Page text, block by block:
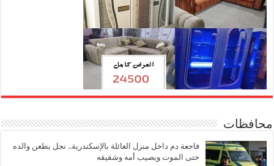
محافظات
فاجعة دم داخل منزل العائلة بالإسكندرية.. نجل يطعن والده
حتى الموت ويصيب أمه وشقيقه